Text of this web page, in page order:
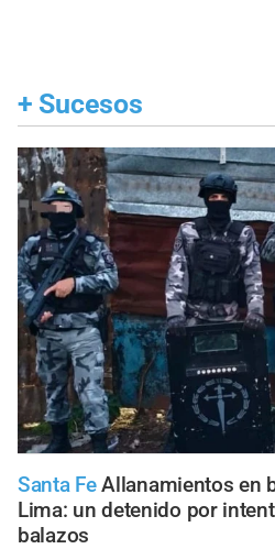
+ Sucesos
Santa Fe Allanamientos en
Lima: un detenido por
balazos